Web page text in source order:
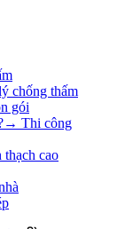
chống thấm
gói
→ Thi công
thạch cao